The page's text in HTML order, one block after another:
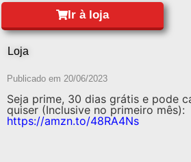
Ir à loja
Loja
Publicado em 20/06/2023
Seja prime, 30 dias grátis e pode
quiser (Inclusive no primeiro mês):
https://amzn.to/48RA4Ns